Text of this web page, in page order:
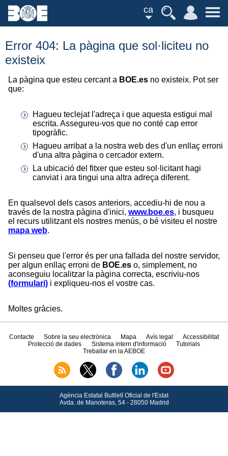
ca
Error 404: La pàgina que sol·liciteu no
existeix
La pàgina que esteu cercant a BOE.es no existeix. Pot ser
que:
Hagueu teclejat l'adreça i que aquesta estigui mal
escrita. Assegureu-vos que no conté cap error
tipogràfic.
Hagueu arribat a la nostra web des d'un enllaç erroni
d'una altra pàgina o cercador extern.
La ubicació del fitxer que esteu sol·licitant hagi
canviat i ara tingui una altra adreça diferent.
En qualsevol dels casos anteriors, accediu-hi de nou a
través de la nostra pàgina d'inici, www.boe.es, i busqueu
el recurs utilitzant els nostres menús, o bé visiteu el nostre
mapa web.
Si penseu que l'error és per una fallada del nostre servidor,
per algun enllaç erroni de BOE.es o, simplement, no
aconseguiu localitzar la pàgina correcta, escriviu-nos
(formulari) i expliqueu-nos el vostre cas.
Moltes gràcies.
Contacte Sobre la seu electrònica Mapa Avís legal
Accessibilitat
Protecció de dades
Sistema intern d'informació
Tutorials
Treballar en la AEBOE
Agència Estatal Butlletí Oficial de l'Estat
Avda.de Manoteras, 54 - 28050 Madrid